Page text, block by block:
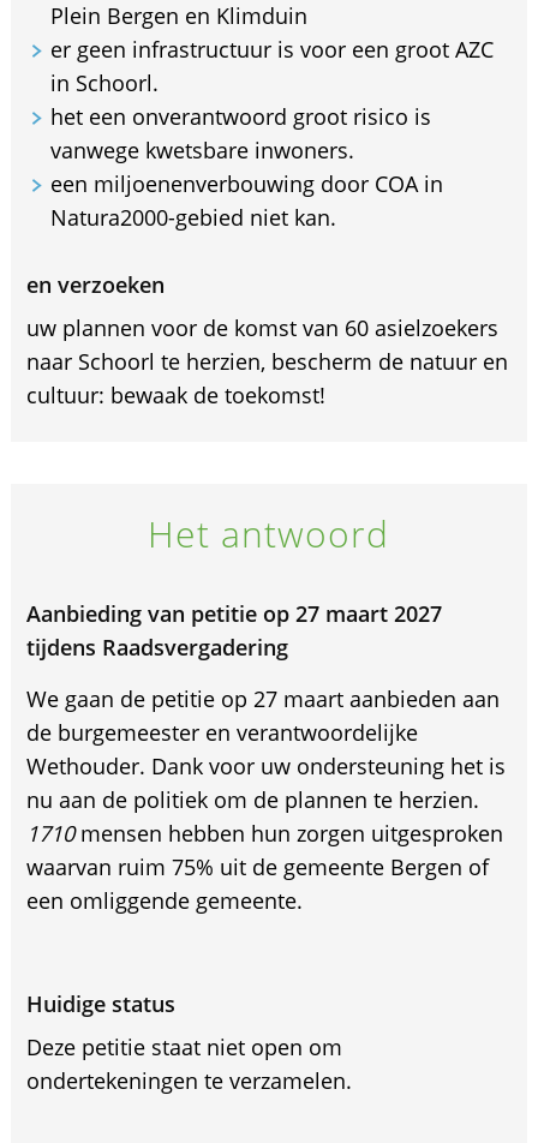
Plein Bergen en Klimduin
er geen infrastructuur is voor een groot AZC
in Schoorl.
het een onverantwoord groot risico is
vanwege kwetsbare inwoners.
een miljoenenverbouwing door COA in
Natura2000-gebied niet kan.
en verzoeken
uw plannen voor de komst van 60 asielzoekers
naar Schoorl te herzien, bescherm de natuur en
cultuur: bewaak de toekomst!
Het antwoord
Aanbieding van petitie op 27 maart 2027
tijdens Raadsvergadering
We gaan de petitie op 27 maart aanbieden aan
de burgemeester en verantwoordelijke
Wethouder. Dank voor uw ondersteuning het is
nu aan de politiek om de plannen te herzien.
1710mensen hebben hun zorgen uitgesproken
waarvan ruim 75% uit de gemeente Bergen of
een omliggende gemeente.
Huidige status
Deze petitie staat niet open om
ondertekeningen te verzamelen.